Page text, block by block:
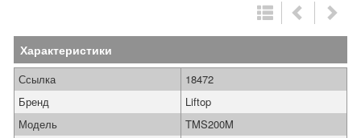
Характеристики
Ссылка
18472
Бренд
Liftop
Модель
TMS200M